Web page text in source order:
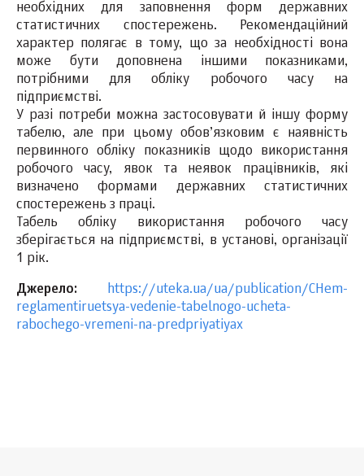
необхідних для заповнення форм державних
статистичних спостережень. Рекомендаційний
характер полягає в тому, що за необхідності вона
може бути доповнена іншими показниками,
потрібними для обліку робочого часу на
підприємстві.
У разі потреби можна застосовувати й іншу форму
табелю, але при цьому обов’язковим є наявність
первинного обліку показників щодо використання
робочого часу, явок та неявок працівників, які
визначено формами державних статистичних
спостережень з праці.
Табель обліку використання робочого часу
зберігається на підприємстві, в установі, організації
1 рік.
Джерело:
https://uteka.ua/ua/publication/CHem-
reglamentiruetsya-vedenie-tabelnogo-ucheta-
rabochego-vremeni-na-predpriyatiyax